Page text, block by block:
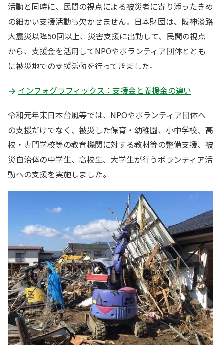
活動と同時に、民間の視点による被災者に寄り添ったきめ
の細かい支援活動も欠かせません。日本財団は、阪神淡路
大震災以降50回以上、災害支援に出動して、民間の視点
から、支援金を活用してNPOやボランティア団体ととも
に被災地での支援活動を行ってきました。
インフォグラフィックス：支援金と義援金の違い
令和元年東日本台風等では、NPOやボランティア団体へ
の支援だけでなく、被災した保育・幼稚園、小中学校、高
校・専門学校等の教育機関に対する教材等の整備支援、被
災自治体の中学生、高校生、大学生が行うボランティア活
動への支援を実施しました。